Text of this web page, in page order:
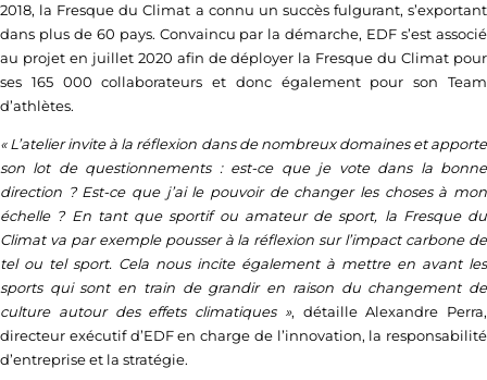
2018, la Fresque du Climat a connu un succès fulgurant, s’exportant
dans plus de 60 pays. Convaincu par la démarche, EDF s’est associé
au projet en juillet 2020 afin de déployer la Fresque du Climat pour
ses 165 000 collaborateurs et donc également pour son Team
d’athlètes.
« L’atelier invite à la réflexion dans de nombreux domaines et apporte
son lot de questionnements : est-ce que je vote dans la bonne
direction ? Est-ce que j’ai le pouvoir de changer les choses à mon
échelle ? En tant que sportif ou amateur de sport, la Fresque du
Climat va par exemple pousser à la réflexion sur l’impact carbone de
tel ou tel sport. Cela nous incite également à mettre en avant les
sports qui sont en train de grandir en raison du changement de
culture autour des effets climatiques », détaille Alexandre Perra,
directeur exécutif d’EDFen charge de l’innovation, la responsabilité
d’entreprise et la stratégie.